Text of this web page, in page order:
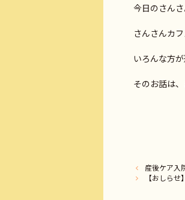
今日のさんさ
さんさんカ
いろんな方
産後ケア入
【おしら